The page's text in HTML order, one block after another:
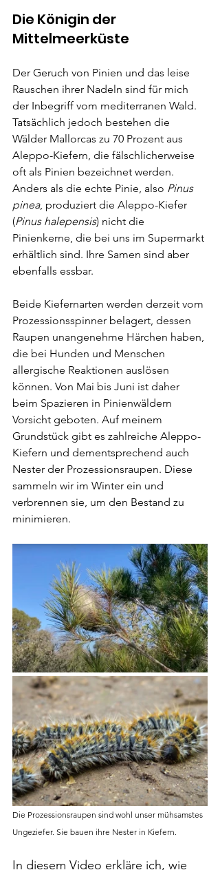
Die Königin der
Mittelmeerküste
Der Geruch von Pinien und das leise
Rauschen ihrer Nadeln sind für mich
der Inbegriff vom mediterranen Wald.
Tatsächlich jedoch bestehen die
Wälder Mallorcas zu 70 Prozent aus
Aleppo-Kiefern, die fälschlicherweise
oft als Pinien bezeichnet werden.
Anders als die echte Pinie, also Pinus
pinea, produziert die Aleppo-Kiefer
(Pinus halepensis) nicht die
Pinienkerne, die bei uns im Supermarkt
erhältlich sind. Ihre Samen sind aber
ebenfalls essbar.
Beide Kiefernarten werden derzeit vom
Prozessionsspinner belagert, dessen
Raupen unangenehme Härchen haben,
die bei Hunden und Menschen
allergische Reaktionen auslösen
können. Von Mai bis Juni ist daher
beim Spazieren in Pinienwäldern
Vorsicht geboten. Auf meinem
Grundstück gibt es zahlreiche Aleppo-
Kiefern und dementsprechend auch
Nester der Prozessionsraupen. Diese
sammeln wir im Winter ein und
verbrennen sie, um den Bestand zu
minimieren.
Die Prozessionsraupen sind wohl unser mühsamstes
Ungeziefer. Sie bauen ihre Nester in Kiefern.
In diesem Video erkläre ich, wie